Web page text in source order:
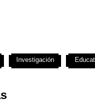
Investigación